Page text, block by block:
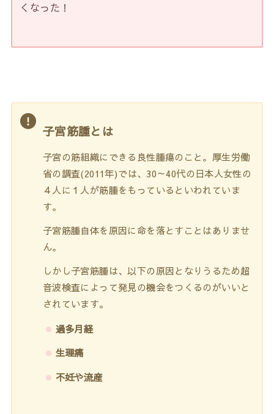
くなった！
子宮筋腫とは
子宮の筋組織にできる良性腫瘍のこと。厚生労働
省の調査(2011年)では、30～40代の日本人女性の
４人に１人が筋腫をもっているといわれていま
す。
子宮筋腫自体を原因に命を落とすことはありませ
ん。
しかし子宮筋腫は、以下の原因となりうるため超
音波検査によって発見の機会をつくるのがいいと
されています。
過多月経
生理痛
不妊や流産